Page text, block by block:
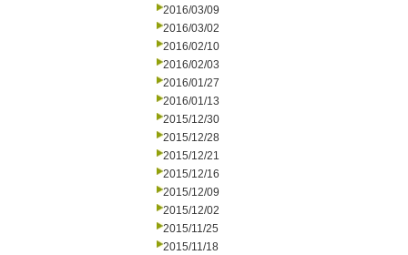
2016/03/09
2016/03/02
2016/02/10
2016/02/03
2016/01/27
2016/01/13
2015/12/30
2015/12/28
2015/12/21
2015/12/16
2015/12/09
2015/12/02
2015/11/25
2015/11/18